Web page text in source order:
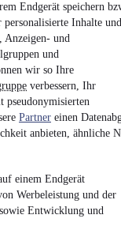
Endgerät speichern
Inhalte und
Anzeigen- und
und
wir so Ihre
verbessern, Ihr
pseudonymisierten
Partner einen
anbieten, ähnliche
einem Endgerät
Werbeleistung und der
Entwicklung und